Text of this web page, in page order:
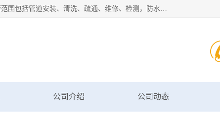
甘肃科探管道工程有限公司成立于2019年，注册地位于甘肃省兰州市。经营范围包括管道安装、清洗、疏通、维修、检测，防水工程，工程钻孔，化粪池清理，暖气安装，给排水管道安装维修，室内外管道如消防、供水、供热管道漏水检测定位，室内外防水堵漏等。
公司介绍 公司动态